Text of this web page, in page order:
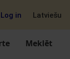
Log in Latviešu
Meklēt